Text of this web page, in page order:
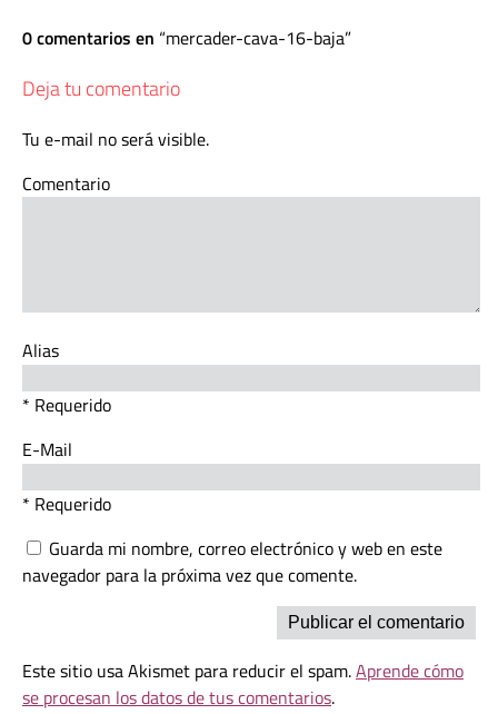
0 comentarios en mercader-cava-16-baja
Deja tu comentario
Tu e-mail no será visible.
Comentario
Alias
* Requerido
E-Mail
* Requerido
Guarda mi nombre, correo electrónico y web en este
navegador para la próxima vez que comente.
Este sitio usa Akismet para reducir el spam.Aprende cómo
se procesan los datos de tus comentarios.